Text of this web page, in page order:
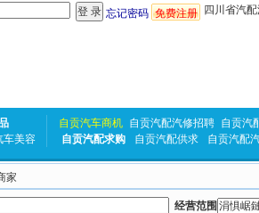
忘记密码 免费注册 四川省汽
车美容
自贡汽车商机 自贡汽配汽修招聘 自贡汽
自贡汽配求购
自贡汽配供求 自贡汽配
家
经营范围